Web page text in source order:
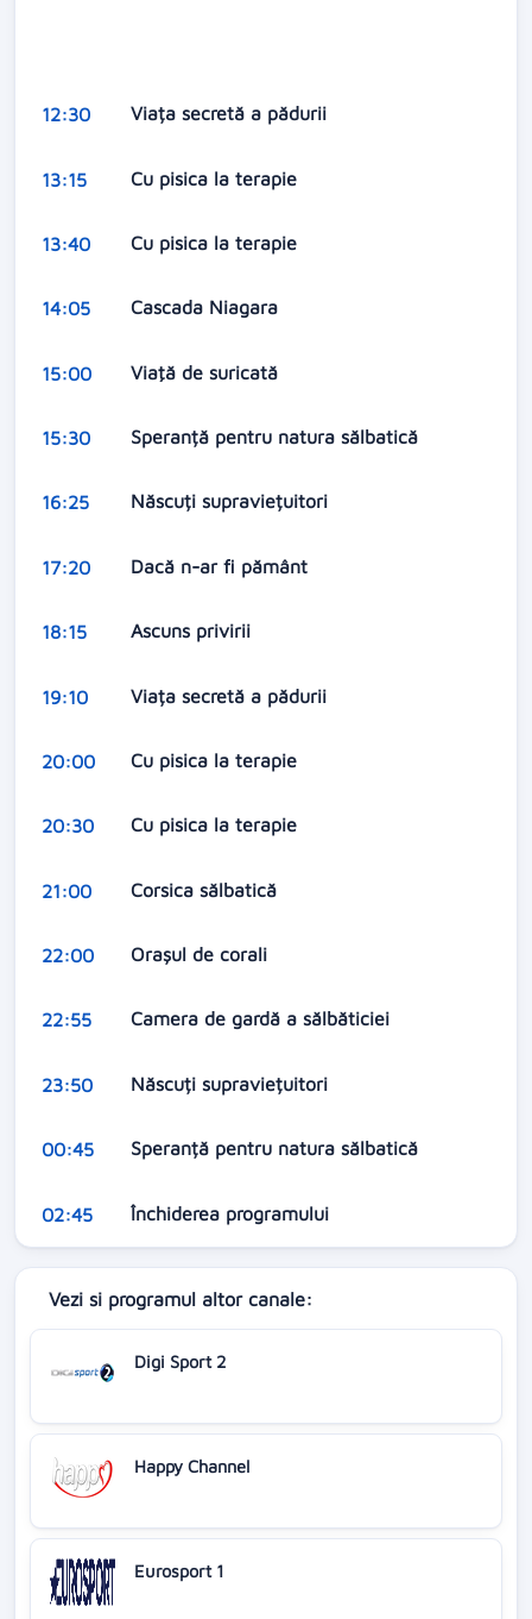
12:30 Viața secretă a pădurii
13:15 Cu pisica la terapie
13:40 Cu pisica la terapie
14:05 Cascada Niagara
15:00 Viaţă de suricată
15:30 Speranță pentru natura sălbatică
16:25 Născuți supraviețuitori
17:20 Dacă n-ar fi pământ
18:15 Ascuns privirii
19:10 Viața secretă a pădurii
20:00 Cu pisica la terapie
20:30 Cu pisica la terapie
21:00 Corsica sălbatică
22:00 Orașul de corali
22:55 Camera de gardă a sălbăticiei
23:50 Născuți supraviețuitori
00:45 Speranță pentru natura sălbatică
02:45 Închiderea programului
Vezi si programul altor canale:
Digi Sport 2
Happy Channel
Eurosport 1